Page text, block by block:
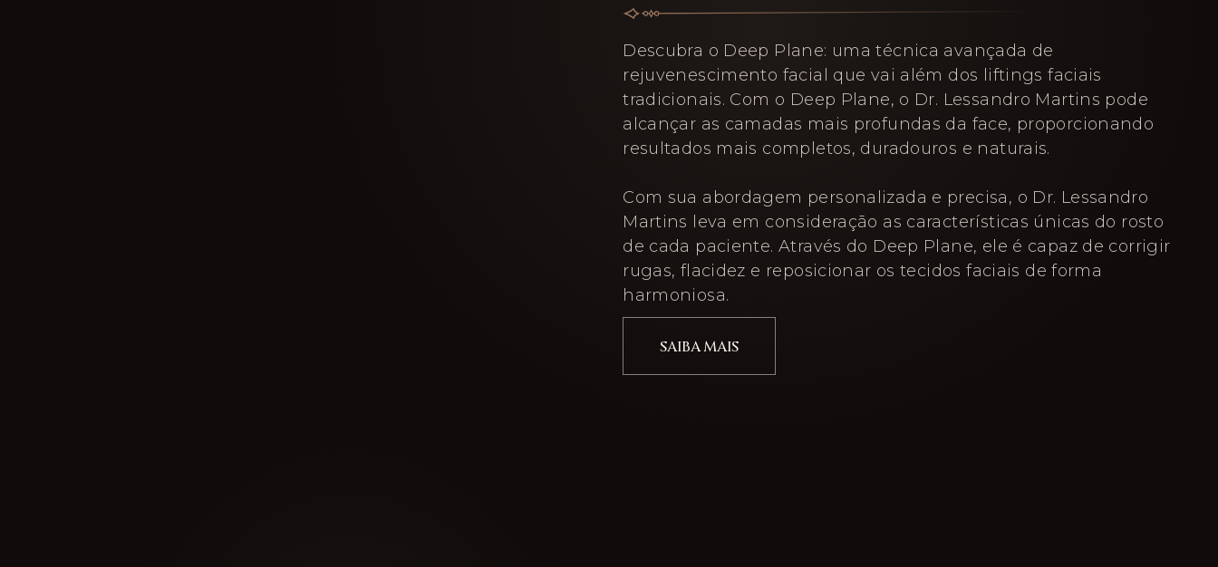
Descubra o Deep Plane: uma técnica avançada de
rejuvenescimento facial que vai além dos liftings faciais
tradicionais. Com o Deep Plane, o Dr. Lessandro Martins pode
alcançar as camadas mais profundas da face, proporcionando
resultados mais completos, duradouros e naturais.
Com sua abordagem personalizada e precisa, o Dr. Lessandro
Martins leva em consideração as características únicas do rosto
de cada paciente. Através do Deep Plane, ele é capaz de corrigir
rugas, flacidez e reposicionar os tecidos faciais de forma
harmoniosa.
SAIBA MAIS